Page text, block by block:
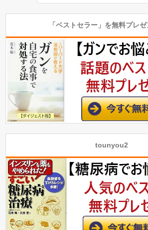
「ベストセラー」を無料プレゼ
tounyou2